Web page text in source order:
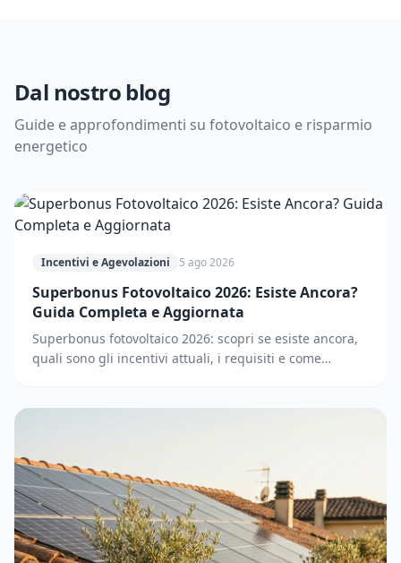
Dal nostro blog
Guide e approfondimenti su fotovoltaico e risparmio
energetico
Incentivi e Agevolazioni 5 ago 2026
Superbonus Fotovoltaico 2026: Esiste Ancora?
Guida Completa e Aggiornata
Superbonus fotovoltaico 2026: scopri se esiste ancora,
quali sono gli incentivi attuali, i requisiti e come